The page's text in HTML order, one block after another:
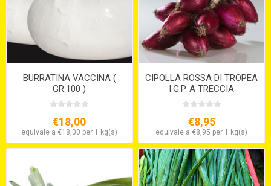
BURRATINA VACCINA (
GR.100 )
€18,00
equivale a €18,00 per 1 kg(s)
CIPOLLA ROSSA DI TROPEA
I.G.P. A TRECCIA
€8,95
equivale a €8,95 per 1 kg(s)